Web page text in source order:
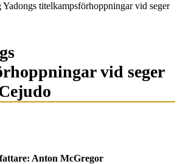
Yadongs titelkampsförhoppningar vid seger
vid seger
Anton McGregor